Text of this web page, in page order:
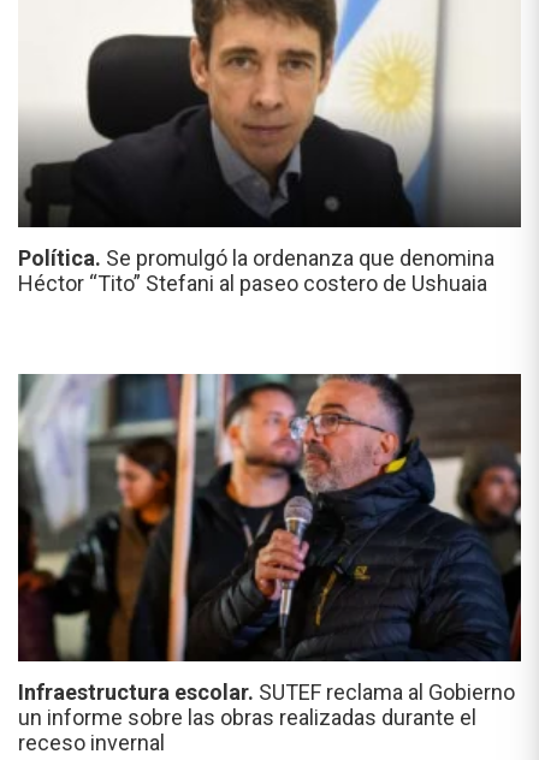
Política. Se promulgó la ordenanza que denomina
Héctor “Tito” Stefani al paseo costero de Ushuaia
Infraestructura escolar. SUTEF reclama al Gobierno
un informe sobre las obras realizadas durante el
receso invernal